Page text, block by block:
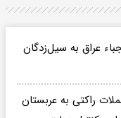
عراق به سیل‌زدگان
راکتی به عربستان